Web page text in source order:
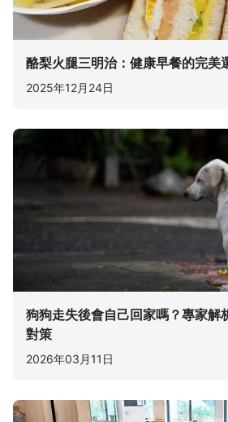
酪梨火腿三明治：健康早餐的完美
2025年12月24日
狗狗走失後會自己回家嗎？專家解
對策
2026年03月11日